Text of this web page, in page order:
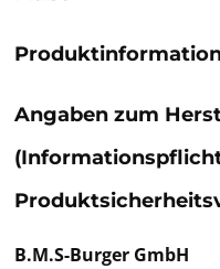
Angaben zum
B.M.S-Burger GmbH